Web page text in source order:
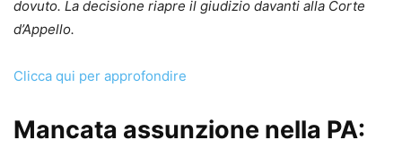
dovuto. La decisione riapre il giudizio davanti alla Corte
d’Appello.
Clicca qui per approfondire
Mancata assunzione nella PA: